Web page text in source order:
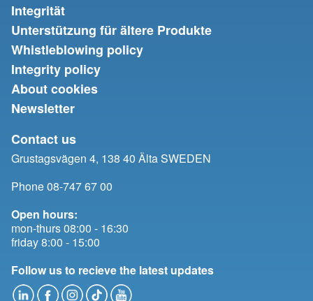
Integrität
Unterstützung für ältere Produkte
Whistleblowing policy
Integrity policy
About cookies
Newsletter
Contact us
Grustagsvägen 4, 138 40 Älta SWEDEN
Phone 08-747 67 00
Open hours:
mon-thurs 08:00 - 16:30
friday 8:00 - 15:00
Follow us to recieve the latest updates